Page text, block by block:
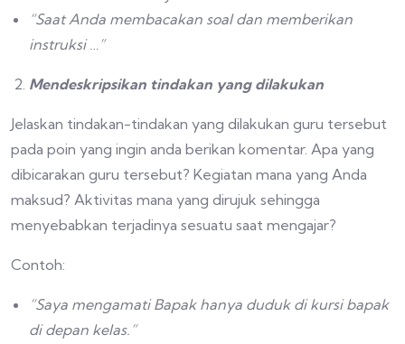
“Saat Anda membacakan soal dan memberikan
instruksi …”
Mendeskripsikan tindakan yang dilakukan
Jelaskan tindakan-tindakan yang dilakukan guru tersebut
pada poin yang ingin anda berikan komentar. Apa yang
dibicarakan guru tersebut? Kegiatan mana yang Anda
maksud? Aktivitas mana yang dirujuk sehingga
menyebabkan terjadinya sesuatu saat mengajar?
Contoh:
“Saya mengamati Bapak hanya duduk di kursi bapak
di depan kelas.”